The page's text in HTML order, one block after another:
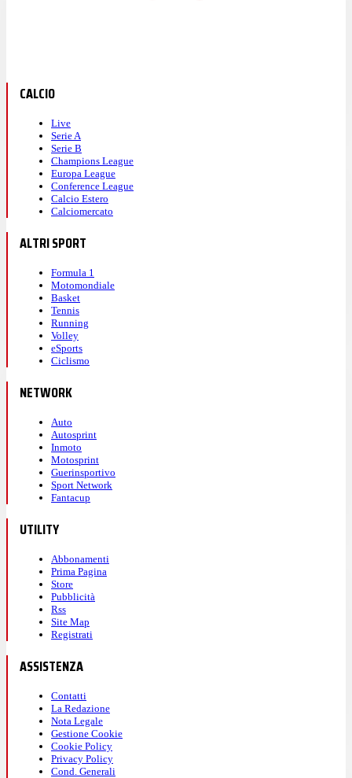
CALCIO
Live
Serie A
Serie B
Champions League
Europa League
Conference League
Calcio Estero
Calciomercato
ALTRI SPORT
Formula 1
Motomondiale
Basket
Tennis
Running
Volley
eSports
Ciclismo
NETWORK
Auto
Autosprint
Inmoto
Motosprint
Guerinsportivo
Sport Network
Fantacup
UTILITY
Abbonamenti
Prima Pagina
Store
Pubblicità
Rss
Site Map
Registrati
ASSISTENZA
Contatti
La Redazione
Nota Legale
Gestione Cookie
Cookie Policy
Privacy Policy
Cond. Generali